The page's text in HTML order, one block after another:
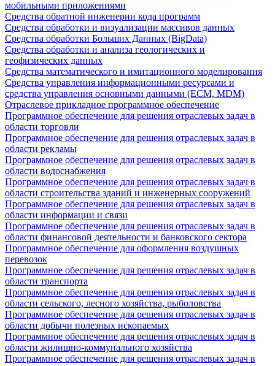
мобильными приложениями
Средства обратной инженерии кода программ
Средства обработки и визуализации массивов данных
Средства обработки Больших Данных (BigData)
Средства обработки и анализа геологических и
геофизических данных
Средства математического и имитационного моделирования
Средства управления информационными ресурсами и
средства управления основными данными (ECM, MDM)
Отраслевое прикладное программное обеспечение
Программное обеспечение для решения отраслевых задач в
области торговли
Программное обеспечение для решения отраслевых задач в
области рекламы
Программное обеспечение для решения отраслевых задач в
области водоснабжения
Программное обеспечение для решения отраслевых задач в
области строительства зданий и инженерных сооружений
Программное обеспечение для решения отраслевых задач в
области информации и связи
Программное обеспечение для решения отраслевых задач в
области финансовой деятельности и банковского сектора
Программное обеспечение для оформления воздушных
перевозок
Программное обеспечение для решения отраслевых задач в
области транспорта
Программное обеспечение для решения отраслевых задач в
области сельского, лесного хозяйства, рыболовства
Программное обеспечение для решения отраслевых задач в
области добычи полезных ископаемых
Программное обеспечение для решения отраслевых задач в
области жилищно-коммунального хозяйства
Программное обеспечение для решения отраслевых задач в